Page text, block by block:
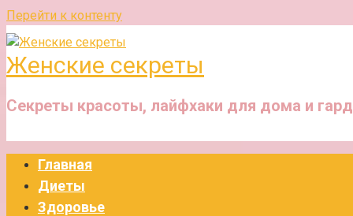
Перейти к контенту
Женские секреты
Секреты красоты, лайфхаки для дома и
Главная
Диеты
Здоровье